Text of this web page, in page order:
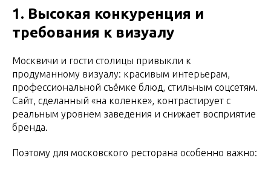
1. Высокая конкуренция и
требования к визуалу
Москвичи и гости столицы привыкли к
продуманному визуалу: красивым интерьерам,
профессиональной съёмке блюд, стильным соцсетям.
Сайт, сделанный «на коленке», контрастирует с
реальным уровнем заведения и снижает восприятие
бренда.
Поэтому для московского ресторана особенно важно: